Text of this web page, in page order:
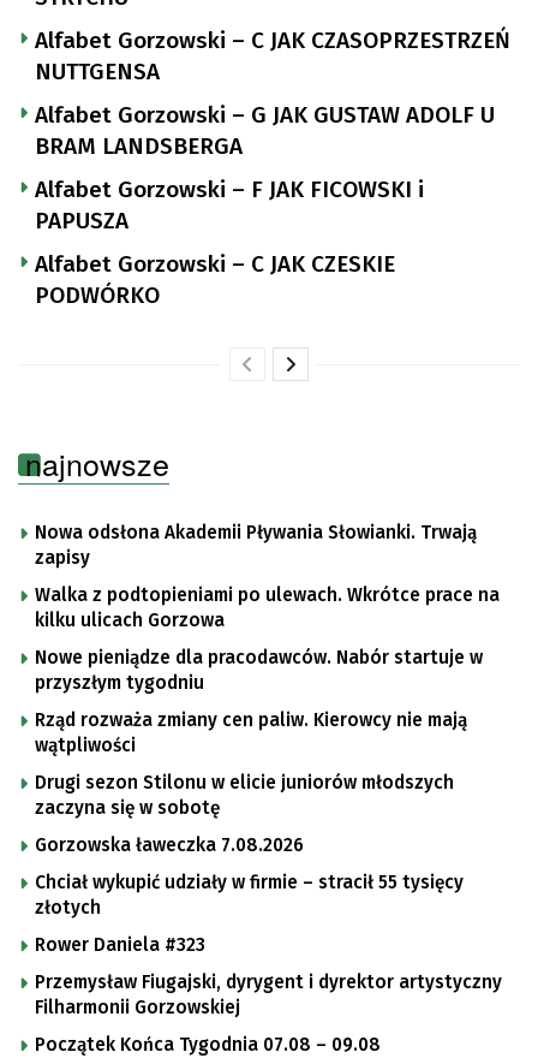
Alfabet Gorzowski – C JAK CZASOPRZESTRZEŃ
NUTTGENSA
Alfabet Gorzowski – G JAK GUSTAW ADOLF U
BRAM LANDSBERGA
Alfabet Gorzowski – F JAK FICOWSKI i
PAPUSZA
Alfabet Gorzowski – C JAK CZESKIE
PODWÓRKO
najnowsze
Nowa odsłona Akademii Pływania Słowianki. Trwają
zapisy
Walka z podtopieniami po ulewach. Wkrótce prace na
kilku ulicach Gorzowa
Nowe pieniądze dla pracodawców. Nabór startuje w
przyszłym tygodniu
Rząd rozważa zmiany cen paliw. Kierowcy nie mają
wątpliwości
Drugi sezon Stilonu w elicie juniorów młodszych
zaczyna się w sobotę
Gorzowska ławeczka 7.08.2026
Chciał wykupić udziały w firmie – stracił 55 tysięcy
złotych
Rower Daniela #323
Przemysław Fiugajski, dyrygent i dyrektor artystyczny
Filharmonii Gorzowskiej
Początek Końca Tygodnia 07.08 – 09.08